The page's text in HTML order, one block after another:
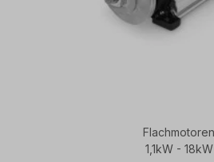
Flachmotoren
1,1kW - 18kW